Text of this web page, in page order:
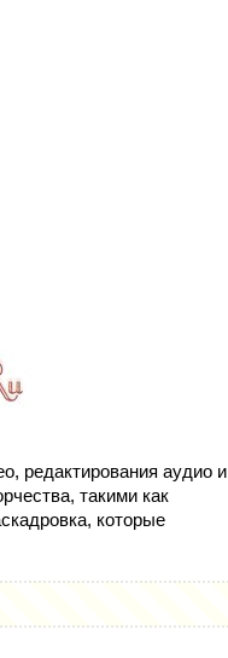
редактирования аудио и
такими как
которые